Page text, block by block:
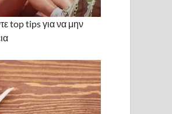
top tips για να μην